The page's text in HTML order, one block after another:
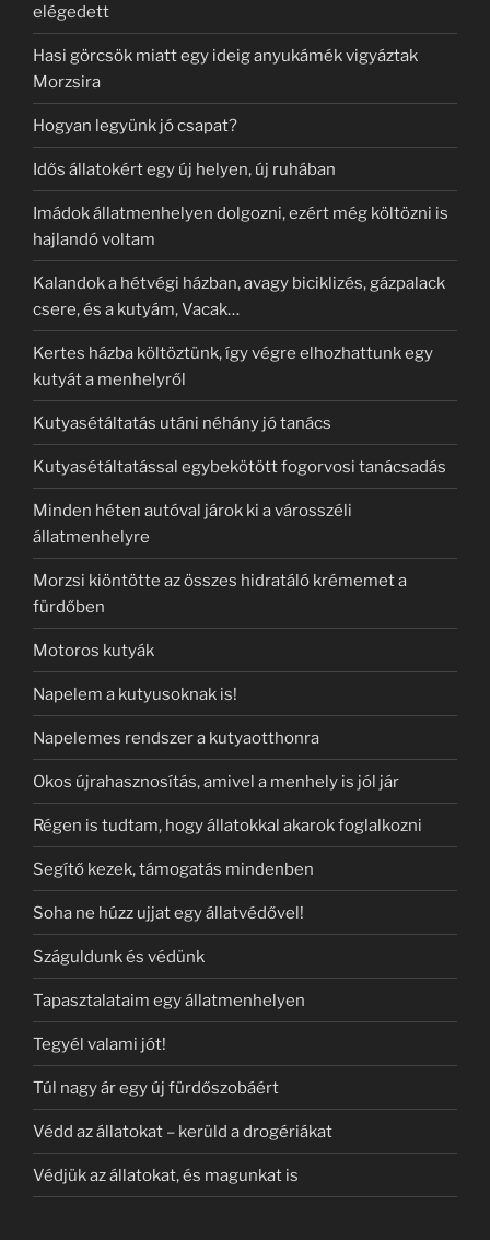
elégedett
Hasi görcsök miatt egy ideig anyukámék vigyáztak
Morzsira
Hogyan legyünk jó csapat?
Idős állatokért egy új helyen, új ruhában
Imádok állatmenhelyen dolgozni, ezért még költözni is
hajlandó voltam
Kalandok a hétvégi házban, avagy biciklizés, gázpalack
csere, és a kutyám, Vacak…
Kertes házba költöztünk, így végre elhozhattunk egy
kutyát a menhelyről
Kutyasétáltatás utáni néhány jó tanács
Kutyasétáltatással egybekötött fogorvosi tanácsadás
Minden héten autóval járok ki a városszéli
állatmenhelyre
Morzsi kiöntötte az összes hidratáló krémemet a
fürdőben
Motoros kutyák
Napelem a kutyusoknak is!
Napelemes rendszer a kutyaotthonra
Okos újrahasznosítás, amivel a menhely is jól jár
Régen is tudtam, hogy állatokkal akarok foglalkozni
Segítő kezek, támogatás mindenben
Soha ne húzz ujjat egy állatvédővel!
Száguldunk és védünk
Tapasztalataim egy állatmenhelyen
Tegyél valami jót!
Túl nagy ár egy új fürdőszobáért
Védd az állatokat – kerüld a drogériákat
Védjük az állatokat, és magunkat is